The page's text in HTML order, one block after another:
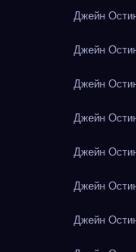
Джейн
Джейн
Джейн
Джейн
Джейн
Джейн
Джейн